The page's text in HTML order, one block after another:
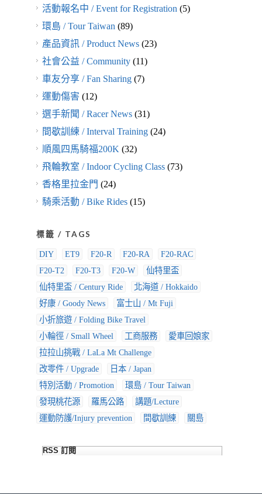
活動報名中 / Event for Registration (5)
環島 / Tour Taiwan (89)
產品資訊 / Product News(23)
社會公益 / Community(11)
車友分享 / Fan Sharing(7)
運動傷害(12)
選手新聞 / Racer News(31)
間歇訓練 / Interval Training(24)
順風四馬騎福200K (32)
飛輪教室 / Indoor Cycling Class(73)
香格里拉金門 (24)
騎乘活動 / Bike Rides(15)
標籤 / TAGS
DIY ET9 F20-R F20-RA
F20-RAC
F20-T2
F20-T3 F20-W
仙特里盃
仙特里盃 / Century Ride
北海道 / Hokkaido
好康 / Goody News
富士山 / Mt Fuji
小折旅遊 / Folding Bike Travel
小輪徑 / Small Wheel
工商服務
愛車回娘家
拉拉山挑戰 / LaLa Mt Challenge
改零件 / Upgrade
日本 / Japan
特別活動 / Promotion
環島 / Tour Taiwan
發現桃花源
羅馬公路
講題/Lecture
運動防護/Injury prevention
間歇訓練 關島
RSS 訂閱